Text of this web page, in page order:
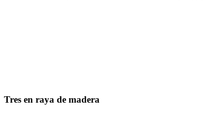
Tres en raya de madera